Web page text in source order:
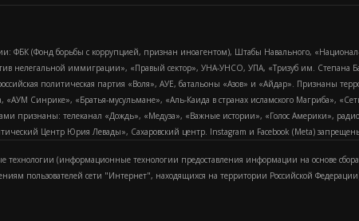
ФБК (Фонд борьбы с коррупцией, признан иноагентом), Штабы Навального,
нелегальной иммиграции», «Правый сектор», УНА-УНСО, УПА, «Тризуб им.
политическая партия «Воля», АУЕ, батальоны «Азов» и «Айдар». Признаны
«АУМ Синрике», «Братья-мусульмане», «Аль-Каида в странах исламского Магриба»,
признаны: телеканал «Дождь», «Медуза», «Важные истории», «Голос Америки»,
Центр Юрия Левады», Сахаровский центр. Instagram и Facebook (Metа)
(информационные технологии предоставления информации на основе
пользователей сети "Интернет", находящихся на территории Российской